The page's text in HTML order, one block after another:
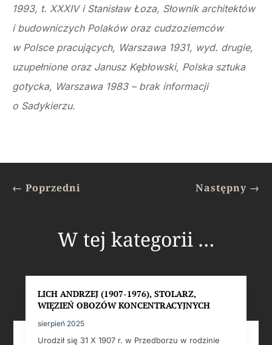
1993, t. XXXIV i Stanisław Łoza, Słownik architektów
i budowniczych Polaków oraz cudzoziemców
w Polsce pracujących, Warszawa 1931, wyd. drugie,
uzupełnione oraz Janusz Kębłowski, Polska sztuka
gotycka, Warszawa 1983 – brak informacji
o Sadykierzu.
← Poprzedni Następny →
W tej kategorii …
LICH ANDRZEJ (1907-1976), STOLARZ,
WIĘZIEŃ OBOZÓW KONCENTRACYJNYCH
sierpień 2025
Urodził się 31 X 1907 r. w Przedborzu w rodzinie